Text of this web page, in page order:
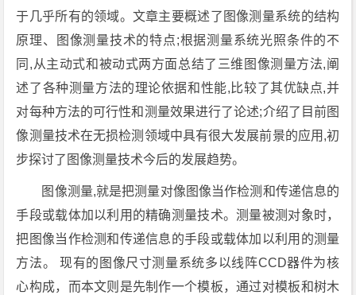
于几乎所有的领域。文章主要概述了图像测量系统的结构
原理、图像测量技术的特点;根据测量系统光照条件的不
同,从主动式和被动式两方面总结了三维图像测量方法,阐
述了各种测量方法的理论依据和性能,比较了其优缺点,并
对每种方法的可行性和测量效果进行了论述;介绍了目前图
像测量技术在无损检测领域中具有很大发展前景的应用,初
步探讨了图像测量技术今后的发展趋势。
图像测量,就是把测量对像图像当作检测和传递信息的
手段或载体加以利用的精确测量技术。测量被测对象时，
把图像当作检测和传递信息的手段或载体加以利用的测量
方法。 现有的图像尺寸测量系统多以线阵CCD器件为核
心构成，而本文则是先制作一个模板，通过对模板和树木